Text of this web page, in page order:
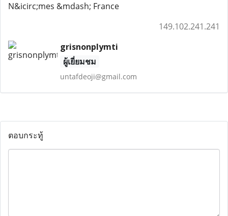
N&icirc;mes &mdash; France
149.102.241.241
grisnonplymti
ผู้เยี่ยมชม
untafdeoji@gmail.com
ตอบกระทู้